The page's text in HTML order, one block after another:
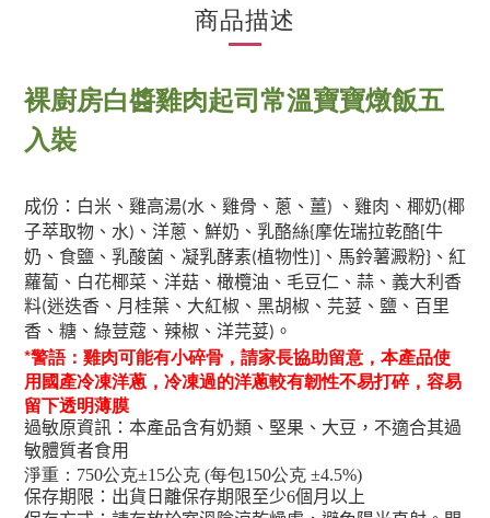
商品描述
裸廚房白醬雞肉起司常溫寶寶燉飯五
入裝
成份 ： 白米、雞高湯(水、雞骨、蔥、薑) 、雞肉、椰奶(椰
子萃取物、水) 、洋蔥、鮮奶、乳酪絲{摩佐瑞拉乾酪 牛
奶、食鹽、乳酸菌、凝乳酵素(植物性)] 、馬鈴薯澱粉} 、紅
蘿蔔、白花椰菜、洋菇、橄欖油、毛豆仁、蒜、義大利香
料(迷迭香、月桂葉、大紅椒、黑胡椒、芫荽、鹽、百里
香、糖、綠荳蔻、辣椒、洋芫荽) 。
*警語：雞肉可能有小碎骨 ，請家長協助留意 ，本產品使
用國產冷凍洋蔥，冷凍過的洋蔥較有韌性不易打碎，容易
留下透明薄膜
過敏原資訊：本產品含有奶類、堅果、大豆，不適合其過
敏體質者食用
淨重：750公克±15公克 (每包150公克 ±4.5%)
保存期限：出貨日離保存期限至少6個月以上